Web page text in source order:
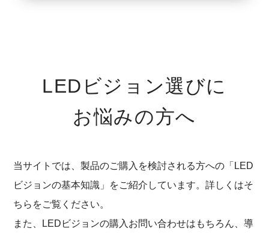
LEDビジョン選びに
お悩みの方へ
当サイトでは、製品のご購入を検討される方への「LED
ビジョンの基本知識」をご紹介しています。詳しくはそ
ちらをご覧ください。
また、LEDビジョンの購入お問い合わせはもちろん、導